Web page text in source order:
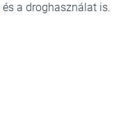
és a droghasználat is.